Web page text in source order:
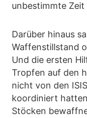
unbestimmte
Darüber hinaus
Waffenstillstand
Und die ersten
Tropfen auf den
nicht von den
koordiniert
Stöcken